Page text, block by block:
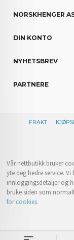
NORSKHENGER
DIN KONTO
NYHETSBREV
PARTNERE
FRAKT
Vår nettbutikk bruker
yte deg bedre service.
innloggingsdetaljer og
bruke siden som
for cookies.